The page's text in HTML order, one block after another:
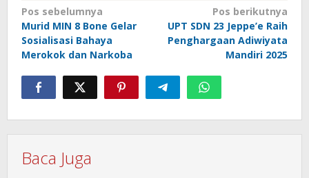
Navigasi
pos
Pos sebelumnya
Murid MIN 8 Bone Gelar
Sosialisasi Bahaya
Merokok dan Narkoba
Pos berikutnya
UPT SDN 23 Jeppe’e Raih
Penghargaan Adiwiyata
Mandiri 2025
Baca Juga